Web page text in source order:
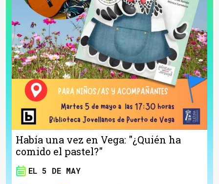
Había una vez en Vega: "¿Quién ha
comido el pastel?"
EL 5 DE MAY